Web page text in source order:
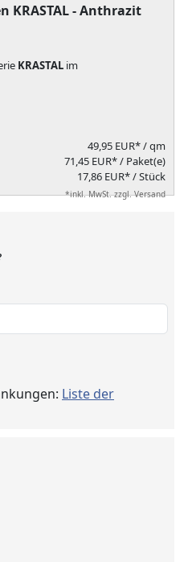
KRASTAL - Anthrazit
KRASTAL im
49,95 EUR*/ qm
71,45 EUR* / Paket(e)
17,86 EUR* / Stück
*inkl. MwSt. zzgl. Versand
Liste der